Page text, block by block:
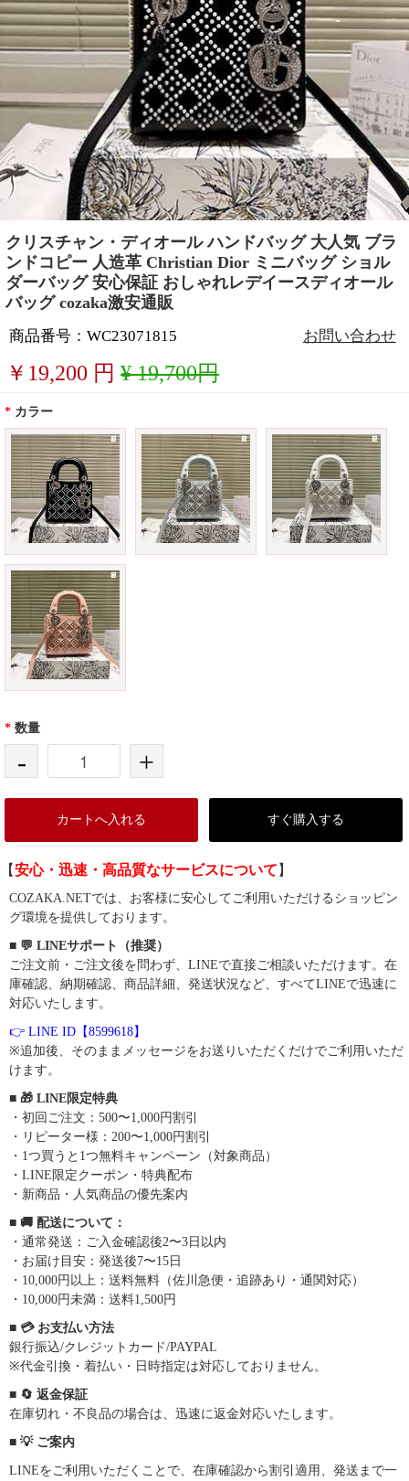
クリスチャン・ディオール ハンドバッグ 大人気 ブラ
ンドコピー 人造革 Christian Dior ミニバッグ ショル
ダーバッグ 安心保証 おしゃれレデイースディオール
バッグ cozaka激安通販
商品番号：WC23071815 お問い合わせ
￥ 19,200 円 ¥ 19,700円
* カラー
* 数量
- +
カートへ入れる すぐ購入する
【安心・迅速・高品質なサービスについて 】
COZAKA.NETでは、お客様に安心してご利用いただけるショッピン
グ環境を提供しております。
■ 💬 LINEサポート（推奨）
ご注文前・ご注文後を問わず、LINEで直接ご相談いただけます。在
庫確認、納期確認、商品詳細、発送状況など、すべてLINEで迅速に
対応いたします。
👉 LINE ID【8599618】
※追加後、そのままメッセージをお送りいただくだけでご利用いただ
けます。
■ 🎁 LINE限定特典
・初回ご注文：500〜1,000円割引
・リピーター様：200〜1,000円割引
・1つ買うと1つ無料キャンペーン（対象商品）
・LINE限定クーポン・特典配布
・新商品・人気商品の優先案内
■ 🚚 配送について：
・通常発送：ご入金確認後2〜3日以内
・お届け目安：発送後7〜15日
・10,000円以上：送料無料（佐川急便・追跡あり・通関対応）
・10,000円未満：送料1,500円
■ 💳 お支払い方法
銀行振込/クレジットカード/PAYPAL
※代金引換・着払い・日時指定は対応しておりません。
■ 🔄 返金保証
在庫切れ・不良品の場合は、迅速に返金対応いたします。
■ 💡 ご案内
LINEをご利用いただくことで、在庫確認から割引適用、発送まで一